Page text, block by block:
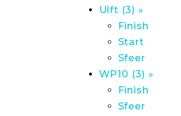
Ulft (3) »
Finish
Start
Sfeer
WP10 (3) »
Finish
Sfeer